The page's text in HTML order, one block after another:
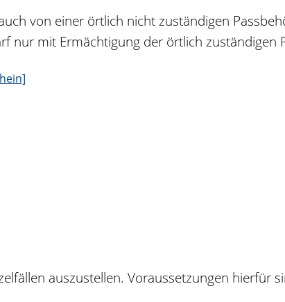
von einer örtlich nicht zuständigen
nur mit Ermächtigung der örtlich zuständigen
auszustellen. Voraussetzungen hierfür